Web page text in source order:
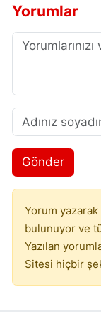
Yorumlar
Gönder
Yorum yazarak
bulunuyor ve
Yazılan
Sitesi hiçbir